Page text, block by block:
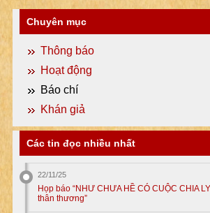
Chuyên mục
Thông báo
Hoạt động
Báo chí
Khán giả
Các tin đọc nhiều nhất
22/11/25
Họp báo “NHƯ CHƯA HỀ CÓ CUỘC CHIA
thân thương”